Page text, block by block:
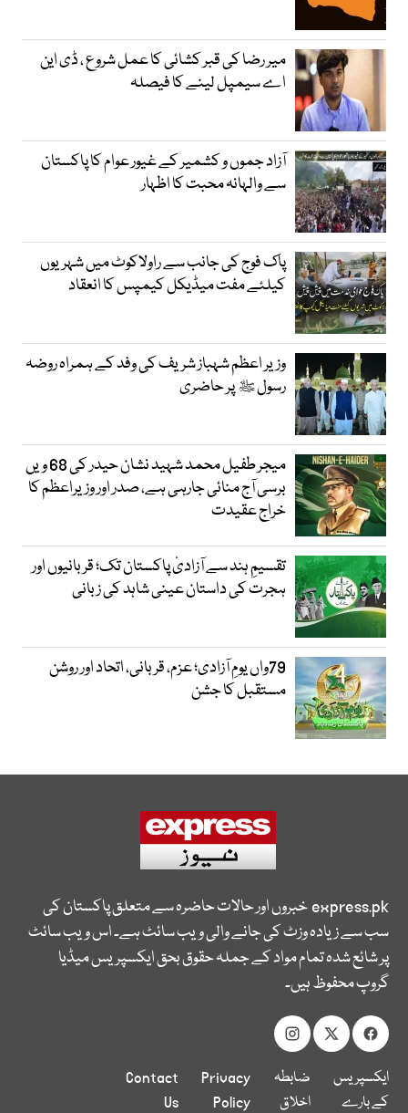
میر رضا کی قبر کشائی کا عمل شروع ، ڈی این
اے سیمپل لینے کا فیصلہ
آزاد جموں و کشمیر کے غیور عوام کا پاکستان
سے والہانہ محبت کا اظہار
پاک فوج کی جانب سے راولاکوٹ میں شہریوں
کیلئے مفت میڈیکل کیمپس کا انعقاد
وزیر اعظم شہباز شریف کی وفد کے ہمراہ روضہ
رسول ﷺ پر حاضری
میجر طفیل محمد شہید نشان حیدر کی 68 ویں
برسی آج منائی جارہی ہے، صدر اور وزیراعظم کا
خراج عقیدت
تقسیمِ ہند سے آزادیٔ پاکستان تک؛ قربانیوں اور
ہجرت کی داستان عینی شاہد کی زبانی
79واں یومِ آزادی؛ عزم، قربانی، اتحاد اور روشن
مستقبل کا جشن
express.pkخبروں اور حالات حاضرہ سے متعلق پاکستان کی
سب سے زیادہ وزٹ کی جانے والی ویب سائٹ ہے۔ اس ویب سائٹ
پر شائع شدہ تمام مواد کے جملہ حقوق بحق ایکسپریس میڈیا
گروپ محفوظ ہیں۔
ایکسپریس
کے بارے
ضابطہ
اخلاق
Privacy
Policy
Contact
Us